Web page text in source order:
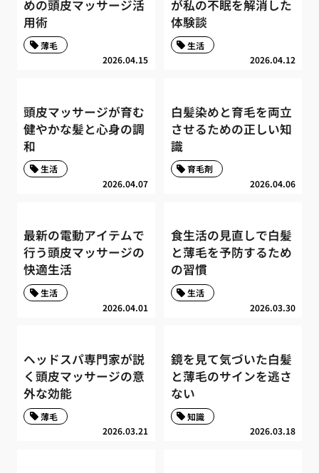
めの頭皮マッサージ活
用術
2026.04.15
薄毛
が私の不眠を解消した
体験談
2026.04.12
生活
頭皮マッサージが育む
健やかな髪と心身の調
和
2026.04.07
生活
白髪染めと育毛を両立
させるための正しい知
識
2026.04.06
育毛剤
最新の電動アイテムで
行う頭皮マッサージの
快適生活
2026.04.01
生活
食生活の見直しで白髪
と薄毛を予防するため
の習慣
2026.03.30
生活
ヘッドスパ専門家が説
く頭皮マッサージの意
外な効能
2026.03.21
薄毛
鏡を見て気づいた白髪
と薄毛のサインを逃さ
ない
2026.03.18
知識